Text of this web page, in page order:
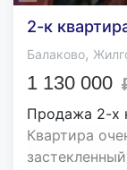
2-к
Балаково,
1 130 000
Продажа 2-х
Квартира